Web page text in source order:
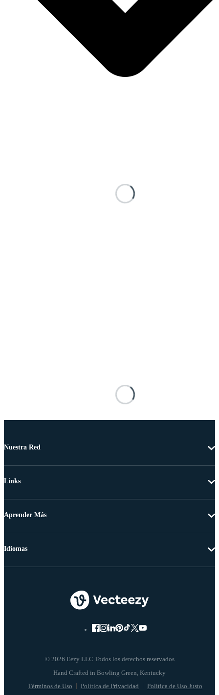
Nuestra Red
Links
Aprender Más
© 2026 Eezy LLC Todos los derechos reservados
Términos de Uso Política de Privacidad Política de Uso Justo
Idiomas